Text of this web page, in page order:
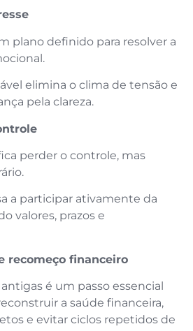
plano definido para resolver a
elimina o clima de tensão e
pela clareza.
perder o controle, mas
a participar ativamente da
valores, prazos e
recomeço financeiro
é um passo essencial
a saúde financeira,
e evitar ciclos repetidos de